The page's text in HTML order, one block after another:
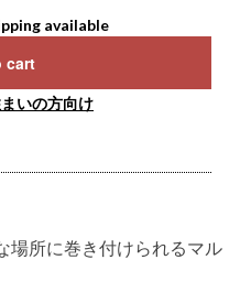
available
cart
いの方向け
場所に巻き付けられるマル